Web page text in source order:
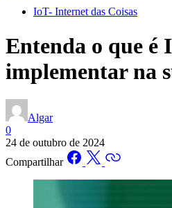
IoT- Internet das Coisas
Entenda o que é
implementar na
Algar
0
24 de outubro de 2024
Compartilhar